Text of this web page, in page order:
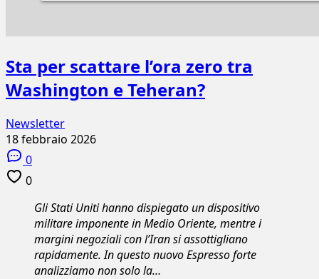
Sta per scattare l’ora zero tra
Washington e Teheran?
Newsletter
18 febbraio 2026
0
0
Gli Stati Uniti hanno dispiegato un dispositivo
militare imponente in Medio Oriente, mentre i
margini negoziali con l’Iran si assottigliano
rapidamente. In questo nuovo Espresso forte
analizziamo non solo la…